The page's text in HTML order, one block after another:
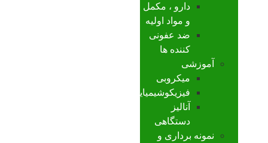
دارو ، مکمل
و مواد اولیه
ضد عفونی
کننده ها
آموزشی
میکروبی
فیزیکوشیمیایی
آنالیز
دستگاهی
نمونه برداری و